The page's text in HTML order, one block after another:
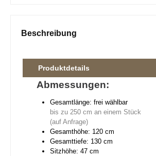
Beschreibung
Produktdetails
Abmessungen:
Gesamtlänge: frei wählbar
bis zu 250 cm an einem Stück
(auf Anfrage)
Gesamthöhe: 120 cm
Gesamttiefe: 130 cm
Sitzhöhe: 47 cm